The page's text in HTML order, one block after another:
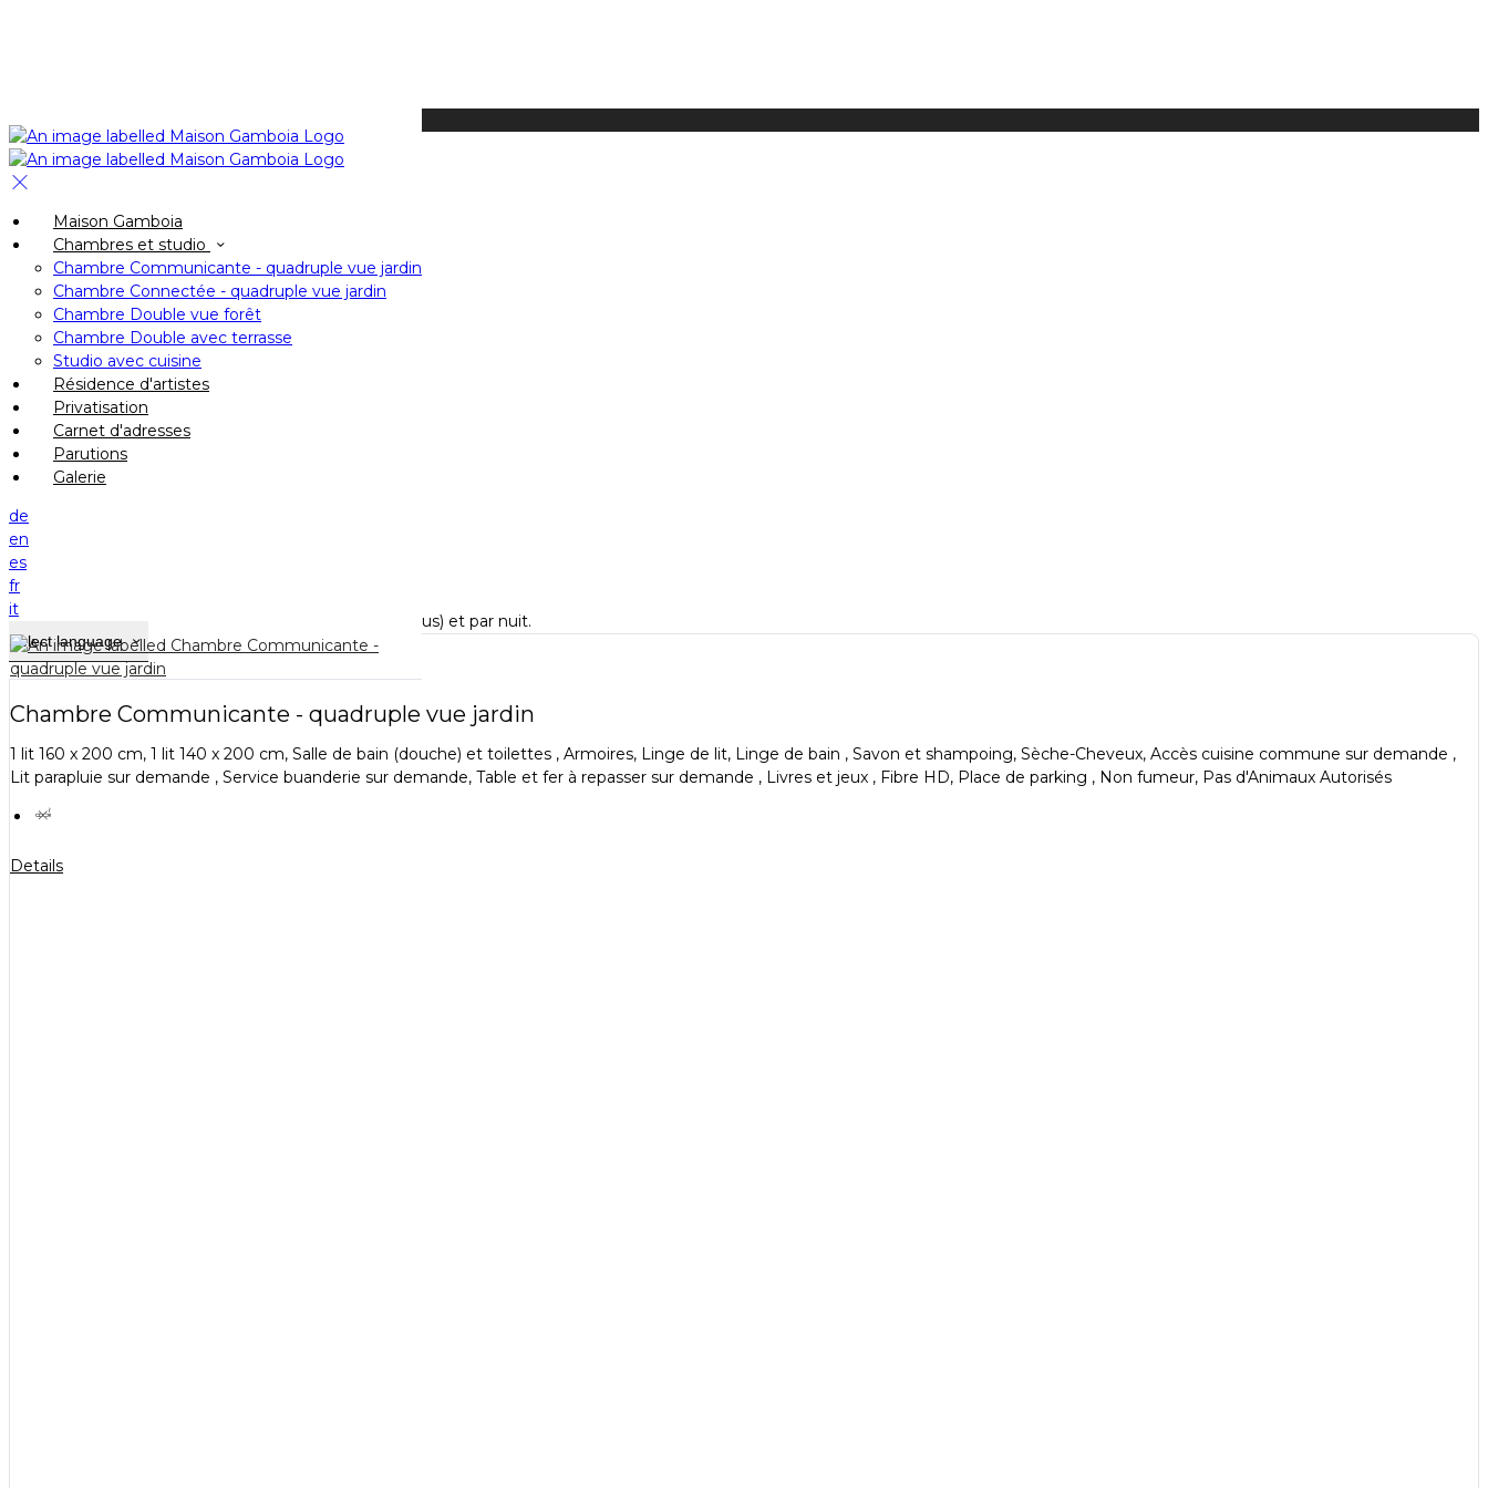
Maison Gamboia
Chambres et studio
Chambre Communicante - quadruple vue jardin
Chambre Connectée - quadruple vue jardin
Chambre Double vue forêt
Chambre Double avec terrasse
Studio avec cuisine
Résidence d'artistes
Privatisation
Carnet d'adresses
Parutions
Galerie
de
en
es
fr
it
Select language
Book your stay
Check Out
Adults
Children
+
Le tarif par chambre comprend le petit-déjeuner ;
Le prix affiché est TTC (TVA 10%) ;
Hors taxe de séjour : 1.15 euros par adulte (18 ans et plus) et par nuit.
Chambre Communicante - quadruple vue jardin
1 lit 160 x 200 cm, 1 lit 140 x 200 cm, Salle de bain (douche) et toilettes , Armoires, Linge de lit, Linge de bain , Savon et shampoing, Sèche-Cheveux, Accès cuisine commune sur demande ,
Lit parapluie sur demande , Service buanderie sur demande, Table et fer à repasser sur demande , Livres et jeux , Fibre HD, Place de parking , Non fumeur, Pas d'Animaux Autorisés
Details